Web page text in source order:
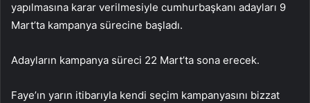
yapılmasına karar verilmesiyle cumhurbaşkanı adayları 9
Mart’ta kampanya sürecine başladı.
Adayların kampanya süreci 22 Mart’ta sona erecek.
Faye’ın yarın itibarıyla kendi seçim kampanyasını bizzat